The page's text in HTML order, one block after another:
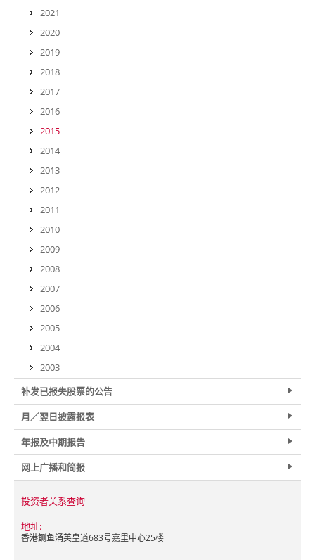
2021
2020
2019
2018
2017
2016
2015
2014
2013
2012
2011
2010
2009
2008
2007
2006
2005
2004
2003
补发已报失股票的公告
月／翌日披露报表
年报及中期报告
网上广播和简报
投资者关系查询
地址:
香港鲗鱼涌英皇道683号嘉里中心25楼